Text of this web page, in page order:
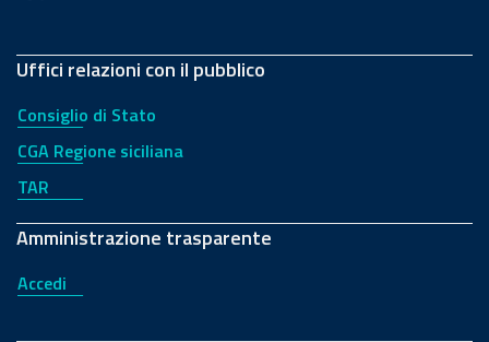
Uffici relazioni con il pubblico
Consiglio di Stato
CGA Regione siciliana
TAR
Amministrazione trasparente
Accedi